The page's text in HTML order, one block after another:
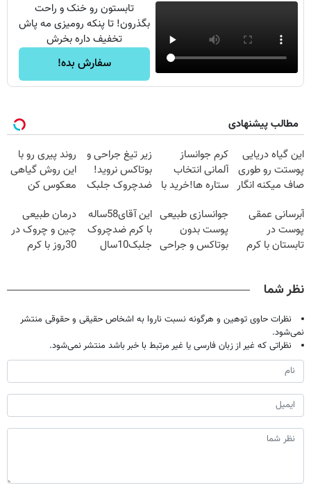
تابستون رو خنک و راحت
بگذرون! تا پنکه رومیزی مه پاش
تخفیف داره بخرش
سفارش بده!
مطالب پیشنهادی
این گیاه دریایی
پوستت رو طوری
صاف میکنه انگار
شدی🔥
کرم جوانساز
آلمانی انتخاب
ستاره ها!خرید با
زیر تیغ جراحی و
بوتاکس نروید!
ضدچروک جلبک
روند پیری رو با
این روش گیاهی
معکوس کن
آبرسانی عمقی
پوست در
تابستان با کرم
جوانسازی طبیعی
پوست بدون
بوتاکس و جراحی
این آقای58ساله
با کرم ضدچروک
جلبک10سال
تخفیف)
درمان طبیعی
چین و چروک در
30روز با کرم
نظر شما
نظرات حاوی توهین و هرگونه نسبت ناروا به اشخاص حقیقی و حقوقی منتشر
نمی‌شود.
نظراتی که غیر از زبان فارسی یا غیر مرتبط با خبر باشد منتشر نمی‌شود.